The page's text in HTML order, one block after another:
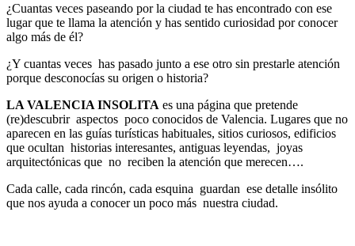
¿Cuantas veces paseando por la ciudad te has encontrado con ese
lugar que te llama la atención y has sentido curiosidad por conocer
algo más de él?
¿Y cuantas veces has pasado junto a ese otro sin prestarle atención
porque desconocías su origen o historia?
LA VALENCIA INSOLITA es una página que pretende
(re)descubrir aspectos poco conocidos de Valencia. Lugares que no
aparecen en las guías turísticas habituales, sitios curiosos, edificios
que ocultan historias interesantes, antiguas leyendas, joyas
arquitectónicas que no reciben la atención que merecen….
Cada calle, cada rincón, cada esquina guardan ese detalle insólito
que nos ayuda a conocer un poco más nuestra ciudad.